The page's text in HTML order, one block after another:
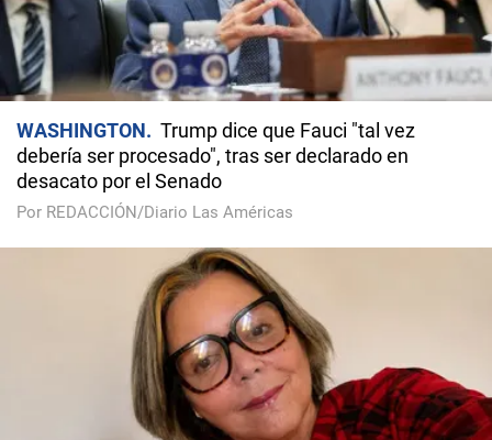
WASHINGTON
Trump dice que Fauci "tal vez
debería ser procesado", tras ser declarado en
desacato por el Senado
Por REDACCIÓN/Diario Las Américas